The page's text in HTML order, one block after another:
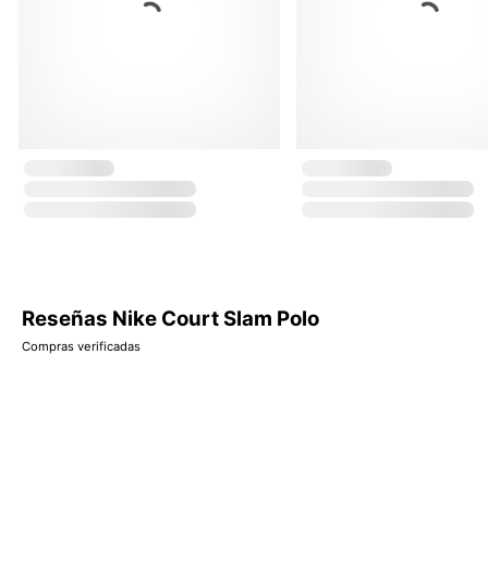
Reseñas Nike Court Slam Polo
Compras verificadas